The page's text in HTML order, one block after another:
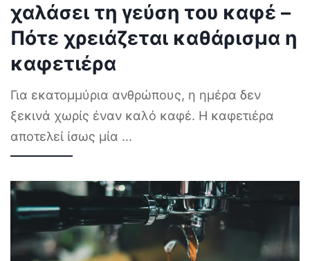
χαλάσει τη γεύση του καφέ –
Πότε χρειάζεται καθάρισμα η
καφετιέρα
Για εκατομμύρια ανθρώπους, η ημέρα δεν
ξεκινά χωρίς έναν καλό καφέ. Η καφετιέρα
αποτελεί ίσως μία ...